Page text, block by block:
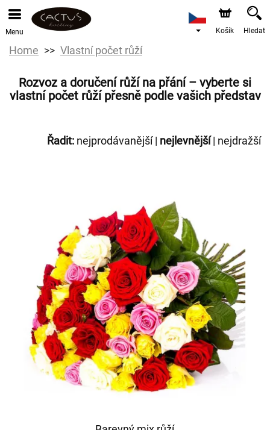
Menu Košík Hledat
Home Vlastní počet růží
Rozvoz a doručení růží na přání – vyberte si
vlastní počet růží přesně podle vašich představ
Řadit: nejprodávanější| nejlevnější| nejdražší